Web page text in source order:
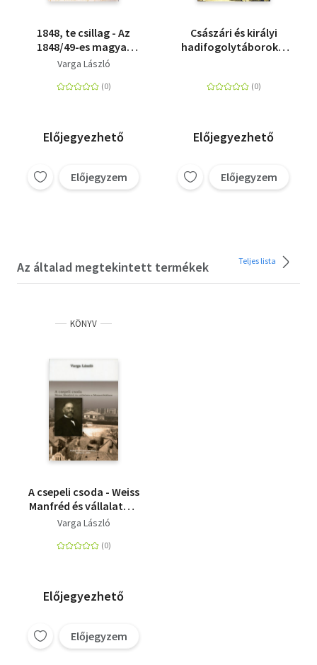
1848, te csillag - Az
1848/49-es magyar
forradalom és
eseményei
Varga László
Előjegyezhető
Előjegyzem
Császári és királyi
hadifogolytáborok a
Nagymegyer, Somorja
Előjegyezhető
Előjegyzem
Az általad megtekintett termékek Teljes lista
KÖNYV
A csepeli csoda - Weiss
Manfréd és vállalata a
Monarchiában
Varga László
Előjegyezhető
Előjegyzem